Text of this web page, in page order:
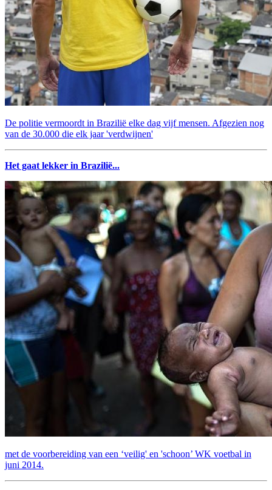
De politie vermoordt in Brazilië elke dag vijf mensen. Afgezien nog
van de 30.000 die elk jaar 'verdwijnen'
Het gaat lekker in Brazilië...
met de voorbereiding van een ‘veilig' en 'schoon’ WK voetbal in
juni 2014.